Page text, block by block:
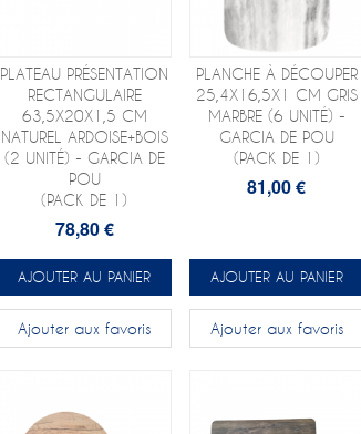
PLATEAU PRÉSENTATION
RECTANGULAIRE
63,5X20X1,5 CM
NATUREL ARDOISE+BOIS
(2 UNITÉ) - GARCIA DE
POU
(PACK DE 1)
78,80 €
AJOUTER AU PANIER
Ajouter aux favoris
PLANCHE À DÉCOUPER
25,4X16,5X1 CM GRIS
MARBRE (6 UNITÉ) -
GARCIA DE POU
(PACK DE 1)
81,00 €
AJOUTER AU PANIER
Ajouter aux favoris